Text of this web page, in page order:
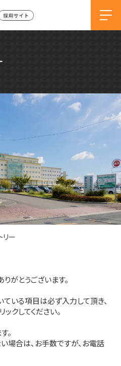
リー
がとうございます。
いる項目は必ず入力して頂き、
クしてください。
。
場合は、お手数ですが、お電話